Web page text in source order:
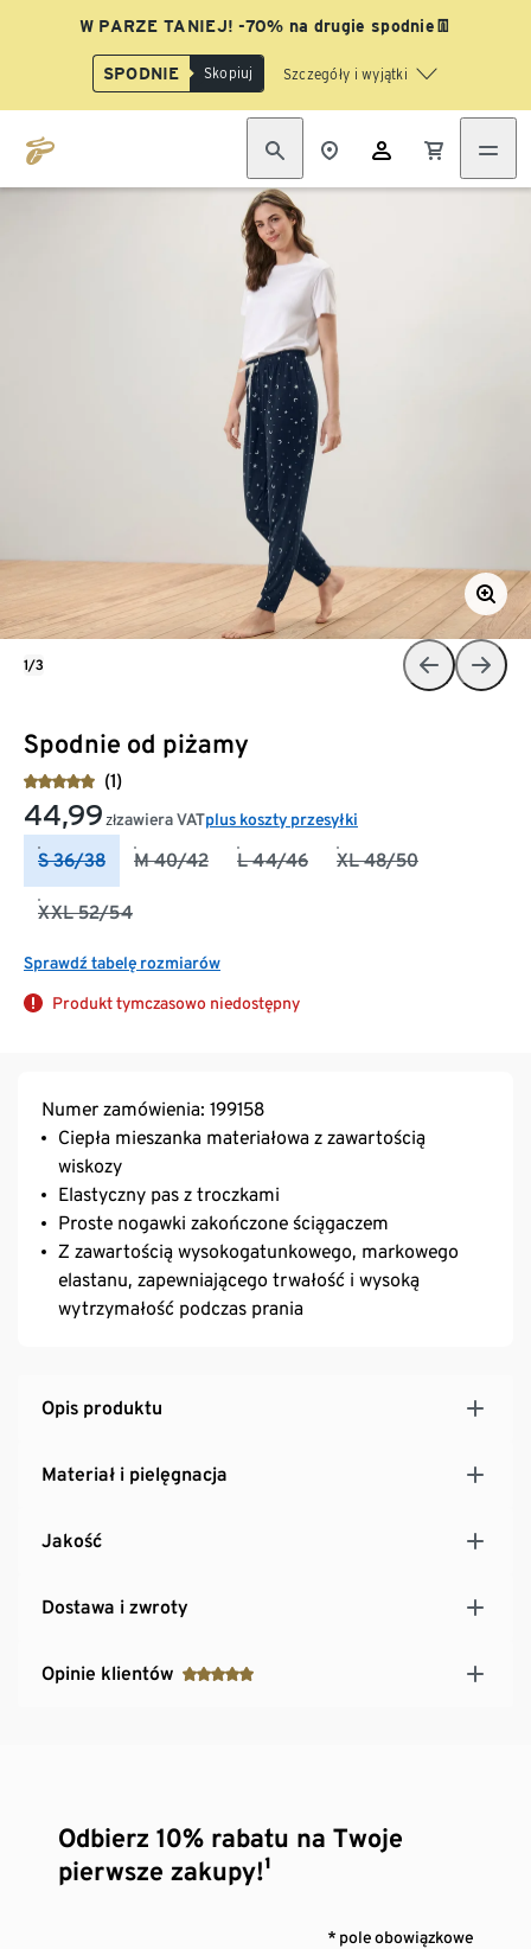
W PARZE TANIEJ! -70% na drugie spodnie👖
SPODNIE Skopiuj Szczegóły i wyjątki
Spodnie od piżamy
(1)
44,99 złzawiera VATplus koszty przesyłki
S 36/38 M 40/42 L 44/46 XL 48/50
XXL 52/54
Sprawdź tabelę rozmiarów
Produkt tymczasowo niedostępny
1/3
Numer zamówienia: 199158
Ciepła mieszanka materiałowa z zawartością
wiskozy
Elastyczny pas z troczkami
Proste nogawki zakończone ściągaczem
Z zawartością wysokogatunkowego, markowego
elastanu, zapewniającego trwałość i wysoką
wytrzymałość podczas prania
Opis produktu
Materiał i pielęgnacja
Jakość
Dostawa i zwroty
Opinie klientów
Odbierz 10% rabatu na Twoje
pierwsze zakupy!¹
* pole obowiązkowe